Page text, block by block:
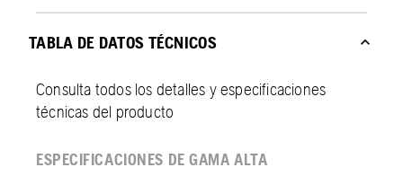
TABLA DE DATOS TÉCNICOS
Consulta todos los detalles y especificaciones
técnicas del producto
ESPECIFICACIONES DE GAMA ALTA